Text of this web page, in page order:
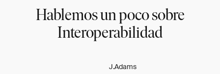
Hablemos un poco sobre
Interoperabilidad
J.Adams